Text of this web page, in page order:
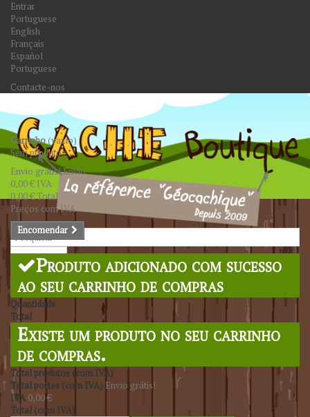
Entrar
Portuguese
English
Français
Español
Portuguese
Contacte-nos
Pesquisar
Carrinho(vazio)
Sem produtos
Envio grátis!Envio
0,00 € IVA
0,00 €Total
Preços com IVA
Encomendar
Produto adicionado com sucesso
ao seu carrinho de compras
Quantidade
Total
Existe um produto no seu carrinho
de compras.
Total produtos (com IVA)
Total portes (com IVA) Envio grátis!
IVA 0,00 €
Total (com IVA)